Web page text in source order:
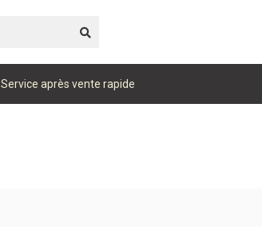
Service après vente rapide